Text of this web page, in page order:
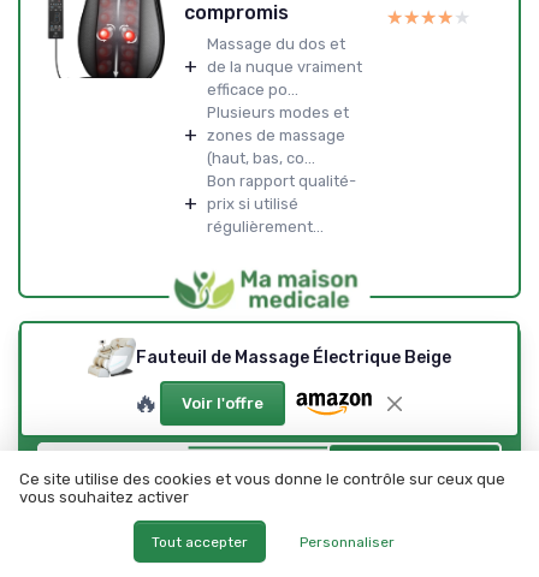
compromis
+
Massage du dos et
de la nuque vraiment
efficace po...
+
Plusieurs modes et
zones de massage
(haut, bas, co...
+
Bon rapport qualité-
prix si utilisé
régulièrement...
★★★★★
★★★★★
Le guide ultime pour
choisir la meilleure
mutuelle santé
Ma Maison Médicale — 2026
Téléchargez gratuitement le livre blanc
➔ Télécharger
des fins commerciales par Ma Maison Médicale et ses
Fauteuil de Massage Électrique Beige
🔥 Voir l'offre
Ce site utilise des cookies et vous donne le contrôle sur ceux que
vous souhaitez activer
Tout accepter Personnaliser